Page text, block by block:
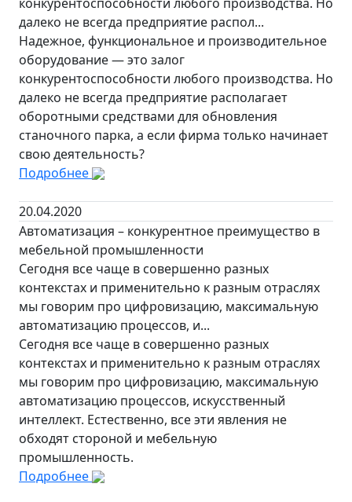
далеко не всегда предприятие распол...
Надежное, функциональное и производительное
оборудование — это залог
конкурентоспособности любого производства. Но
далеко не всегда предприятие располагает
оборотными средствами для обновления
станочного парка, а если фирма только начинает
свою деятельность?
Подробнее
20.04.2020
Автоматизация – конкурентное преимущество в
мебельной промышленности
Сегодня все чаще в совершенно разных
контекстах и применительно к разным отраслях
мы говорим про цифровизацию, максимальную
автоматизацию процессов, и...
Сегодня все чаще в совершенно разных
контекстах и применительно к разным отраслях
мы говорим про цифровизацию, максимальную
автоматизацию процессов, искусственный
интеллект. Естественно, все эти явления не
обходят стороной и мебельную
промышленность.
Подробнее